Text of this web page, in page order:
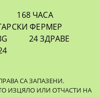
168 ЧАСА
ФЕРМЕР
24 ЗДРАВЕ
СА ЗАПАЗЕНИ.
ИЗЦЯЛО ИЛИ ОТЧАСТИ НА